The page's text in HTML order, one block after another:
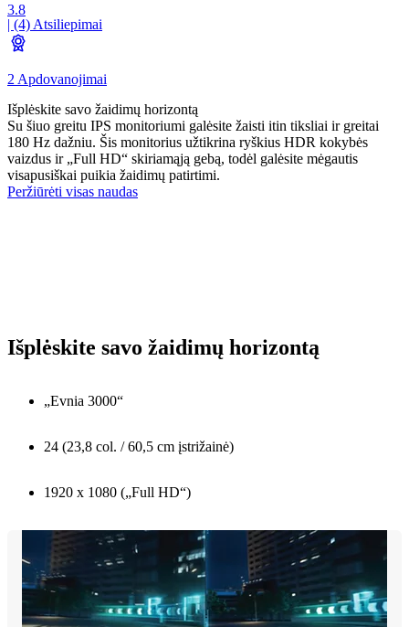
3.8
| (4) Atsiliepimai
2 Apdovanojimai
Išplėskite savo žaidimų horizontą
Su šiuo greitu IPS monitoriumi galėsite žaisti itin tiksliai ir greitai
180 Hz dažniu. Šis monitorius užtikrina ryškius HDR kokybės
vaizdus ir „Full HD“ skiriamąją gebą, todėl galėsite mėgautis
visapusiškai puikia žaidimų patirtimi.
Peržiūrėti visas naudas
Išplėskite savo žaidimų horizontą
„Evnia 3000“
24 (23,8 col. / 60,5 cm įstrižainė)
1920 x 1080 („Full HD“)